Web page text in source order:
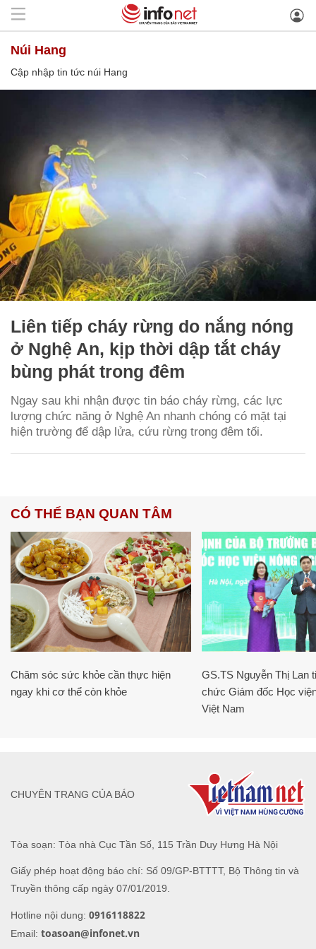
núi Hang
Cập nhập tin tức núi Hang
Liên tiếp cháy rừng do nắng nóng
ở Nghệ An, kịp thời dập tắt cháy
bùng phát trong đêm
Ngay sau khi nhận được tin báo cháy rừng, các lực
lượng chức năng ở Nghệ An nhanh chóng có mặt tại
hiện trường để dập lửa, cứu rừng trong đêm tối.
CÓ THỂ BẠN QUAN TÂM
Chăm sóc sức khỏe cần thực hiện
ngay khi cơ thể còn khỏe
GS.TS Nguyễn Thị Lan
chức Giám đốc Học
Việt Nam
Tòa soạn: Tòa nhà Cục Tần Số, 115 Trần Duy Hưng Hà Nội
Giấy phép hoạt động báo chí: Số 09/GP-BTTTT, Bộ Thông tin và
Truyền thông cấp ngày 07/01/2019.
Hotline nội dung: 0916118822
Email: toasoan@infonet.vn
CHUYÊN TRANG CỦA BÁO